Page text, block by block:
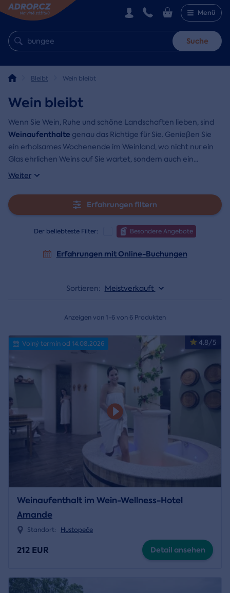
Menü
Suche
Bleibt Wein bleibt
Wein bleibt
Wenn Sie Wein, Ruhe und schöne Landschaften lieben, sind
Weinaufenthalte genau das Richtige für Sie. Genießen Sie
ein erholsames Wochenende im Weinland, wo nicht nur ein
Glas ehrlichen Weins auf Sie wartet, sondern auch ein...
Weiter
Erfahrungen filtern
Der beliebteste Filter: Besondere Angebote
Erfahrungen mit Online-Buchungen
Sortieren: Meistverkauft
Anzeigen von 1-6 von 6 Produkten
4.8/5
Volný termín od 14.08.2026
Weinaufenthalt im Wein-Wellness-Hotel
Amande
Standort: Hustopeče
212 EUR Detail ansehen